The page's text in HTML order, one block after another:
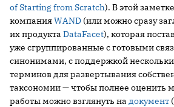
of Starting from Scratch). В этой
компанияWAND (или можно сразу
их продукта DataFacet), которая
уже сгруппированные с готовыми
синонимами, с поддержкой
терминов для развертывания
таксономии — чтобы полнее оценить
работы можно взглянуть на документ